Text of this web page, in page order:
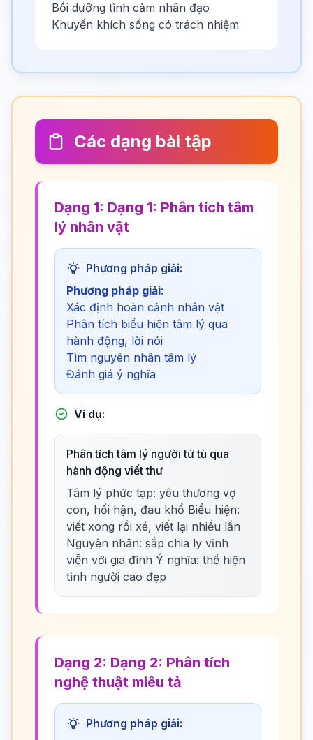
Bồi dưỡng tình cảm nhân đạo
Khuyến khích sống có trách nhiệm
Các dạng bài tập
Dạng 1: Dạng 1: Phân tích tâm
lý nhân vật
Phương pháp giải:
Phương pháp giải:
Xác định hoàn cảnh nhân vật
Phân tích biểu hiện tâm lý qua
hành động, lời nói
Tìm nguyên nhân tâm lý
Đánh giá ý nghĩa
Ví dụ:
Phân tích tâm lý người tử tù qua
hành động viết thư
Tâm lý phức tạp: yêu thương vợ
con, hối hận, đau khổ Biểu hiện:
viết xong rồi xé, viết lại nhiều lần
Nguyên nhân: sắp chia ly vĩnh
viễn với gia đình Ý nghĩa: thể hiện
tình người cao đẹp
Dạng 2: Dạng 2: Phân tích
nghệ thuật miêu tả
Phương pháp giải: